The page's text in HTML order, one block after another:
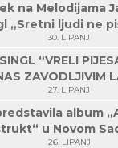
na Melodijama
„Sretni ljudi ne
30. LIPANJ
“VRELI
ZAVODLJIVIM
27. LIPANJ
album
u Novom
26. LIPANJ